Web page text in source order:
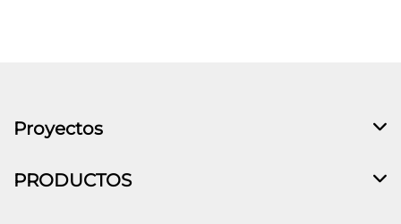
Proyectos
PRODUCTOS